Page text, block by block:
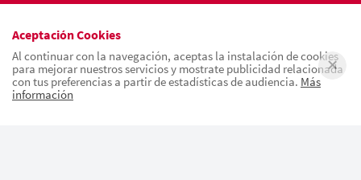
Aceptación Cookies
Al continuar con la navegación, aceptas la instalación de cookies
para mejorar nuestros servicios y mostrate publicidad relacionada
con tus preferencias a partir de estadísticas de audiencia. Más
información